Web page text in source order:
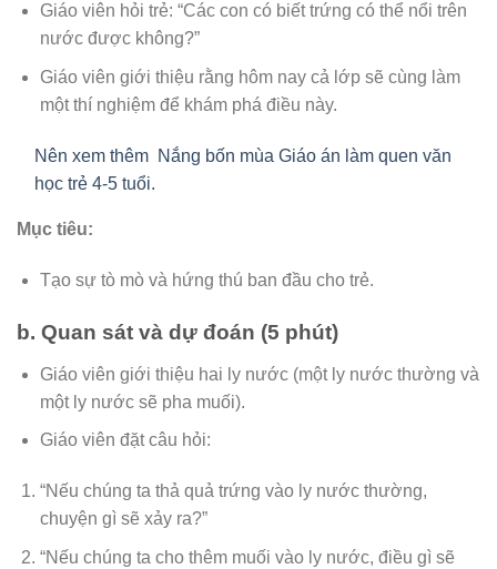
Giáo viên hỏi trẻ: “Các con có biết trứng có thể nổi trên
nước được không?”
Giáo viên giới thiệu rằng hôm nay cả lớp sẽ cùng làm
một thí nghiệm để khám phá điều này.
Nên xem thêm Nắng bốn mùa Giáo án làm quen văn
học trẻ 4-5 tuổi.
Mục tiêu:
Tạo sự tò mò và hứng thú ban đầu cho trẻ.
b. Quan sát và dự đoán (5 phút)
Giáo viên giới thiệu hai ly nước (một ly nước thường và
một ly nước sẽ pha muối).
Giáo viên đặt câu hỏi:
“Nếu chúng ta thả quả trứng vào ly nước thường,
chuyện gì sẽ xảy ra?”
“Nếu chúng ta cho thêm muối vào ly nước, điều gì sẽ